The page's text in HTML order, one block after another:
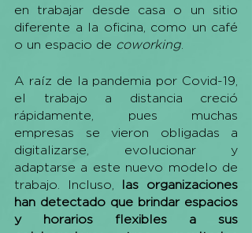
en trabajar desde casa o un sitio
diferente a la oficina, como un café
o un espacio de coworking
A raíz de la pandemia por Covid-19,
el trabajo a distancia creció
rápidamente, pues muchas
empresas se vieron obligadas a
digitalizarse, evolucionar y
adaptarse a este nuevo modelo de
trabajo. Incluso, las organizaciones
han detectado que brindar espacios
y horarios flexibles a sus